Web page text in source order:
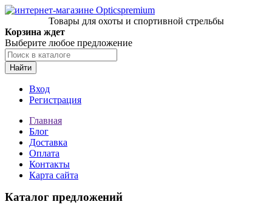
Товары для охоты и спортивной стрельбы
Корзина ждет
Выберите любое предложение
Найти
Вход
Регистрация
Главная
Блог
Доставка
Оплата
Контакты
Карта сайта
Каталог предложений